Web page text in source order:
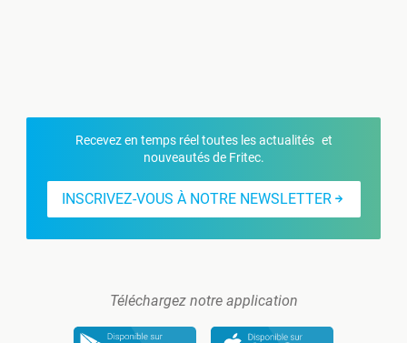
Recevez en temps réel toutes les actualités et
nouveautés de Fritec.
INSCRIVEZ-VOUS À NOTRE NEWSLETTER
Téléchargez notre application